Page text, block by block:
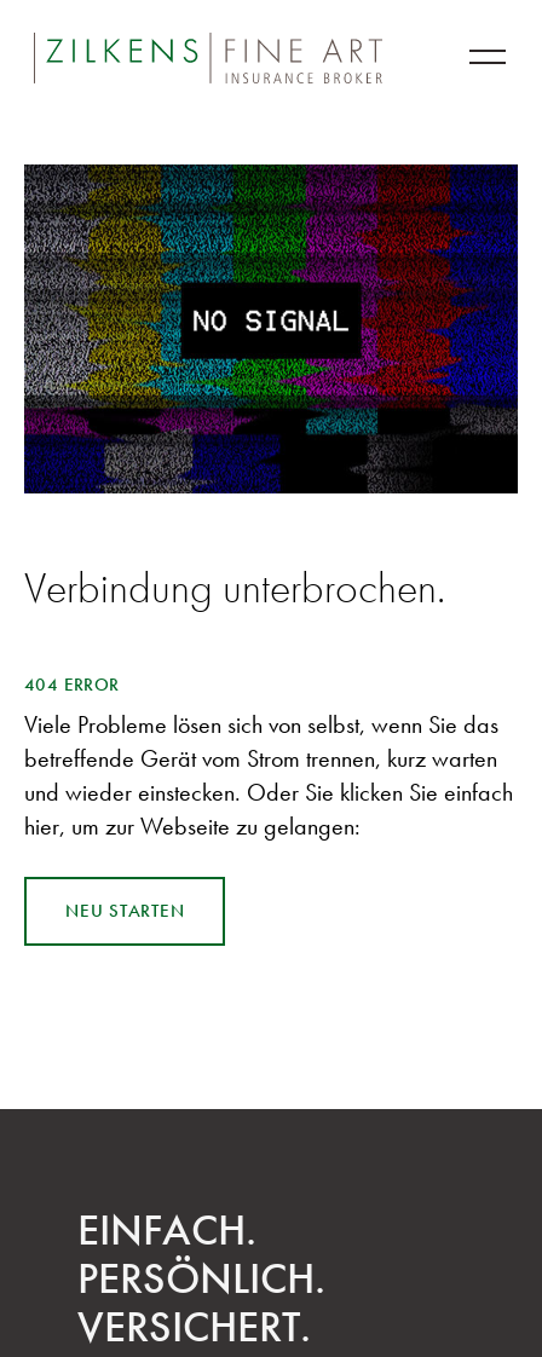
Verbindung unterbrochen.
404 ERROR
Viele Probleme lösen sich von selbst, wenn Sie das
betreffende Gerät vom Strom trennen, kurz warten
und wieder einstecken. Oder Sie klicken Sie einfach
hier, um zur Webseite zu gelangen:
NEU STARTEN
EINFACH.
PERSÖNLICH.
VERSICHERT.